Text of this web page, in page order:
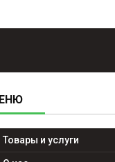
Товары и услуги